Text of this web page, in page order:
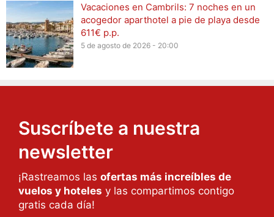
Vacaciones en Cambrils: 7 noches en un
acogedor aparthotel a pie de playa desde
611€ p.p.
5 de agosto de 2026 - 20:00
Suscríbete a nuestra
newsletter
¡Rastreamos las ofertas más increíbles de
vuelos y hoteles y las compartimos contigo
gratis cada día!